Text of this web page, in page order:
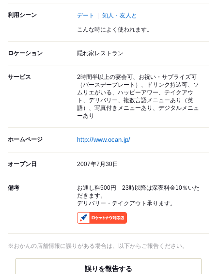
利用シーン デート 知人・友人と
こんな時によく使われます。
ロケーション 隠れ家レストラン
サービス
2時間半以上の宴会可、お祝い・サプライズ可
（バースデープレート）、ドリンク持込可、ソ
ムリエがいる、ハッピーアワー、テイクアウ
ト、デリバリー、複数言語メニューあり（英
語）、写真付きメニューあり、デジタルメニュ
ーあり
ホームページ http://www.ocan.jp/
オープン日 2007年7月30日
備考
お通し料500円 23時以降は深夜料金10％いた
だきます。
デリバリー・テイクアウト承ります。
※おかんの店舗情報に誤りがある場合は、以下からご報告ください。
誤りを報告する